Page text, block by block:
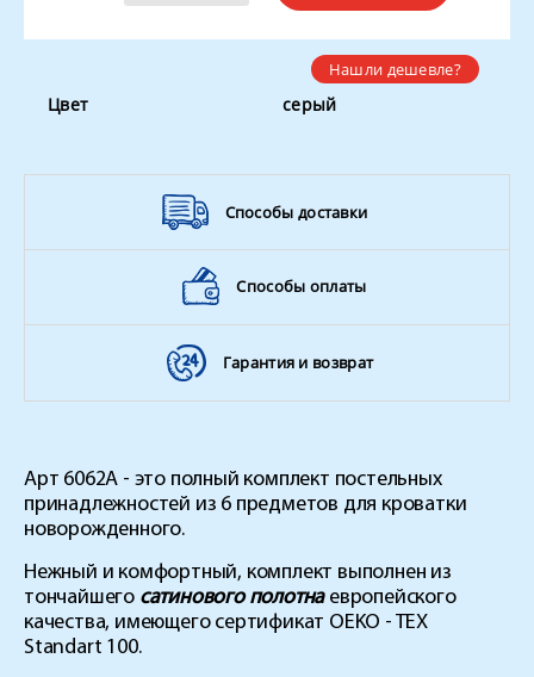
Нашли дешевле?
Цвет серый
Способы доставки
Способы оплаты
Гарантия и возврат
Арт 6062А - это полный комплект постельных
принадлежностей из 6 предметов для кроватки
новорожденного.
Нежный и комфортный, комплект выполнен из
тончайшего сатинового полотна европейского
качества, имеющего сертификат OEKO - TEX
Standart 100.